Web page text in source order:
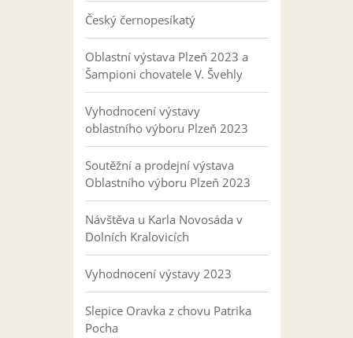
Český černopesíkatý
Oblastní výstava Plzeň 2023 a
Šampioni chovatele V. Švehly
Vyhodnocení výstavy
oblastního výboru Plzeň 2023
Soutěžní a prodejní výstava
Oblastního výboru Plzeň 2023
Návštěva u Karla Novosáda v
Dolních Kralovicích
Vyhodnocení výstavy 2023
Slepice Oravka z chovu Patrika
Pocha